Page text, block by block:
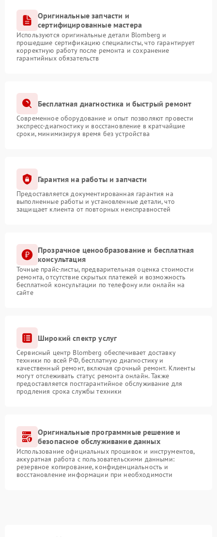
Оригинальные запчасти и
сертифицированные мастера
Используются оригинальные детали Blomberg и
прошедшие сертификацию специалисты, что гарантирует
корректную работу после ремонта и сохранение
гарантийных обязательств
Бесплатная диагностика и быстрый ремонт
Современное оборудование и опыт позволяют провести
экспресс-диагностику и восстановление в кратчайшие
сроки, минимизируя время без устройства
Гарантия на работы и запчасти
Предоставляется документированная гарантия на
выполненные работы и установленные детали, что
защищает клиента от повторных неисправностей
Прозрачное ценообразование и бесплатная
консультация
Точные прайс-листы, предварительная оценка стоимости
ремонта, отсутствие скрытых платежей и возможность
бесплатной консультации по телефону или онлайн на
сайте
Широкий спектр услуг
Сервисный центр Blomberg обеспечивает доставку
техники по всей РФ, бесплатную диагностику и
качественный ремонт, включая срочный ремонт. Клиенты
могут отслеживать статус ремонта онлайн. Также
предоставляется постгарантийное обслуживание для
продления срока службы техники
Оригинальные программные решение и
безопасное обслуживание данных
Использование официальных прошивок и инструментов,
аккуратная работа с пользовательскими данными:
резервное копирование, конфиденциальность и
восстановление информации при необходимости